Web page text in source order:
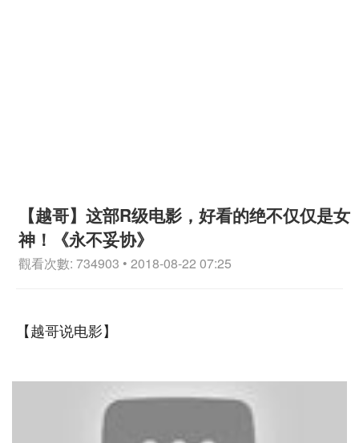
【越哥】这部R级电影，好看的绝不仅仅是女
神！《永不妥协》
觀看次數: 734903 • 2018-08-22 07:25
【越哥说电影】